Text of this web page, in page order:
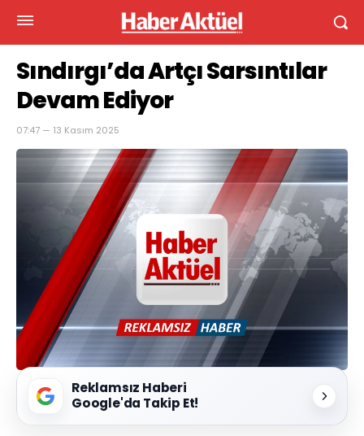
Sındırgı’da Artçı Sarsıntılar
Devam Ediyor
07:47 — 13 Kasım 2025
Reklamsız Haberi
Google'da Takip Et!